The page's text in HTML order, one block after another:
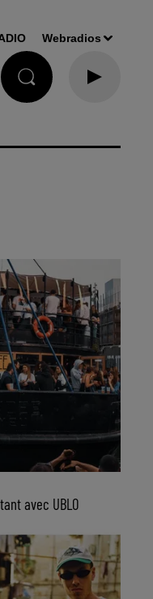
Webradios
avec UBLO